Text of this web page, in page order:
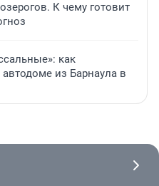
К чему готовит
как
из Барнаула в